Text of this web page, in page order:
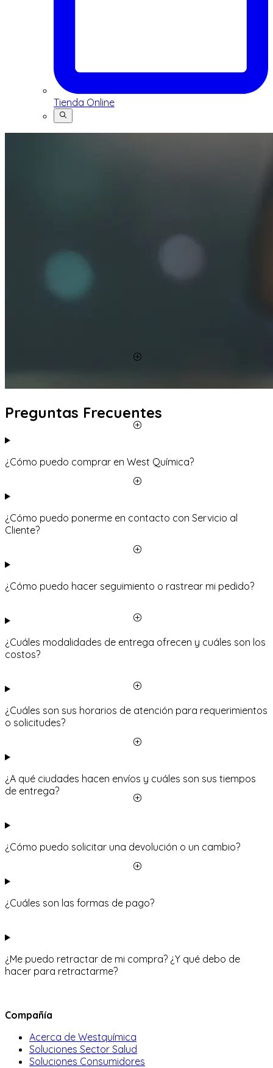
Tienda Online
Buscar
Preguntas Frecuentes
¿Cómo puedo comprar en West Química?
¿Cómo puedo ponerme en contacto con Servicio al
Cliente?
¿Cómo puedo hacer seguimiento o rastrear mi pedido?
¿Cuáles modalidades de entrega ofrecen y cuáles son los
costos?
¿Cuáles son sus horarios de atención para requerimientos
o solicitudes?
¿A qué ciudades hacen envíos y cuáles son sus tiempos
de entrega?
¿Cómo puedo solicitar una devolución o un cambio?
¿Cuáles son las formas de pago?
¿Me puedo retractar de mi compra? ¿Y qué debo de
hacer para retractarme?
Compañía
Acerca de Westquímica
Soluciones Sector Salud
Soluciones Consumidores